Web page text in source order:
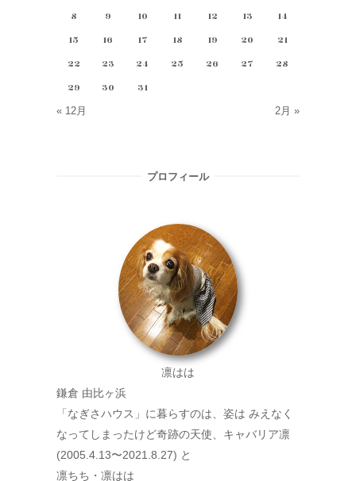
8
9 10 11 12 13
14
15
16 17 18 19 20
21
22
23 24 25 26 27
28
29
30 31
« 12月 2月 »
プロフィール
凛はは
鎌倉 由比ヶ浜
「なぎさハウス」に暮らすのは、姿は みえなく
なってしまったけど奇跡の天使、キャバリア凛
(2005.4.13〜2021.8.27) と
凛ちち・凛はは